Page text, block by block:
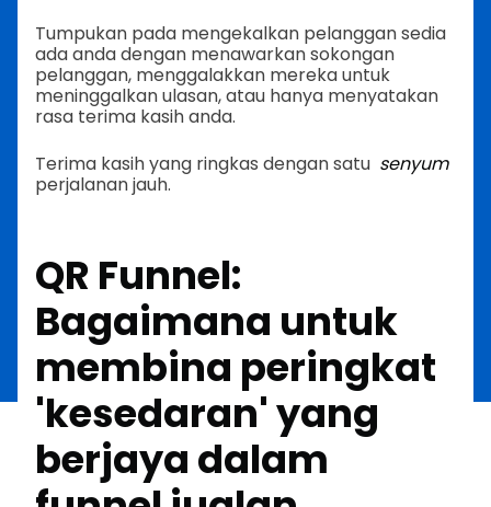
Tumpukan pada mengekalkan pelanggan sedia
ada anda dengan menawarkan sokongan
pelanggan, menggalakkan mereka untuk
meninggalkan ulasan, atau hanya menyatakan
rasa terima kasih anda.
Terima kasih yang ringkas dengan satu senyum
perjalanan jauh.
QR Funnel:
Bagaimana untuk
membina peringkat
'kesedaran' yang
berjaya dalam